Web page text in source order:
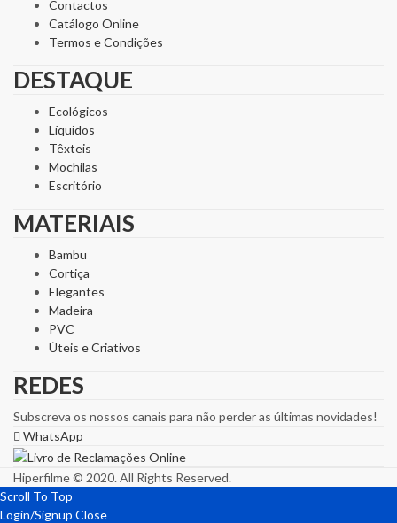
Contactos
Catálogo Online
Termos e Condições
DESTAQUE
Ecológicos
Líquidos
Têxteis
Mochilas
Escritório
MATERIAIS
Bambu
Cortiça
Elegantes
Madeira
PVC
Úteis e Criativos
REDES
Subscreva os nossos canais para não perder as últimas novidades!
WhatsApp
Hiperfilme © 2020. All Rights Reserved.
Scroll To Top
Login/Signup Close